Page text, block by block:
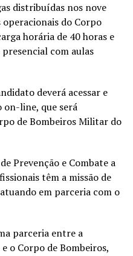
distribuídas nos nove
do Corpo
horária de 40 horas e
com aulas
deverá acessar e
line, que será
de Bombeiros Militar do
Prevenção e Combate a
têm a missão de
em parceria com o
parceria entre a
o Corpo de Bombeiros,